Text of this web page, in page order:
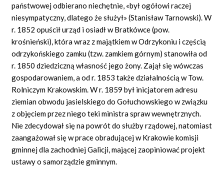
państwowej odbierano niechętnie, «był ogółowi raczej
niesympatyczny, dlatego że służył» (Stanisław Tarnowski). W
r. 1852 opuścił urząd i osiadł w Bratkówce (pow.
krośnieński), która wraz z majątkiem w Odrzykoniu i częścią
odrzykońskiego zamku (tzw. zamkiem górnym) stanowiła od
r. 1850 dziedziczną własność jego żony. Zajął się wówczas
gospodarowaniem, a od r. 1853 także działalnością w Tow.
Rolniczym Krakowskim. W r. 1859 był inicjatorem adresu
ziemian obwodu jasielskiego do Gołuchowskiego w związku
z objęciem przez niego teki ministra spraw wewnętrznych.
Nie zdecydował się na powrót do służby rządowej, natomiast
zaangażował się w prace obradującej w Krakowie komisji
gminnej dla zachodniej Galicji, mającej zaopiniować projekt
ustawy o samorządzie gminnym.